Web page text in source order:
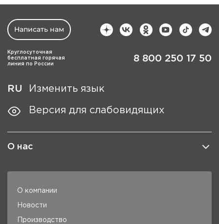
Написать нам
Круглосуточная
бесплатная горячая
линия по России
8 800 250 17 50
RU Изменить язык
Версия для слабовидящих
О нас
О компании
Новости
Производство